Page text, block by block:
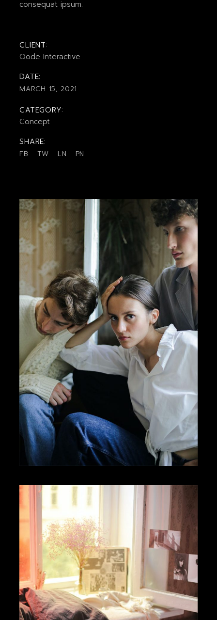
consequat ipsum.
CLIENT:
Qode Interactive
DATE:
MARCH 15, 2021
CATEGORY:
Concept
SHARE:
FB TW LN PN